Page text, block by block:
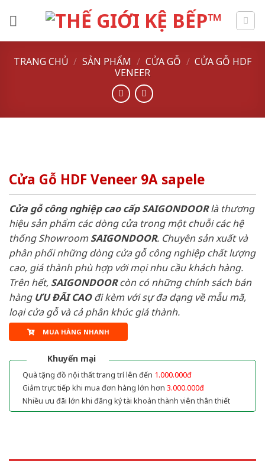
TRANG CHỦ / SẢN PHẨM / CỬA GỖ / CỬA GỖ HDF
VENEER
Cửa Gỗ HDF Veneer 9A sapele
Cửa gỗ công nghiệp cao cấp SAIGONDOORlà thương
hiệu sản phẩm các dòng cửa trong một chuỗi các hệ
thống ShowroomSAIGONDOOR. Chuyên sản xuất và
phân phối những dòng cửa gỗ công nghiệp chất lượng
cao, giá thành phù hợp với mọi nhu cầu khách hàng.
Trên hết, SAIGONDOORcòn có những chính sách bán
hàng ƯU ĐÃI CAOđi kèm với sự đa dạng về mẫu mã,
loại cửa gỗ và cả phân khúc giá thành.
MUA HÀNG NHANH
Khuyến mại
Quà tặng đồ nội thất trang trí lên đến 1.000.000đ
Giảm trực tiếp khi mua đơn hàng lớn hơn 3.000.000đ
Nhiều ưu đãi lớn khi đăng ký tài khoản thành viên thân thiết